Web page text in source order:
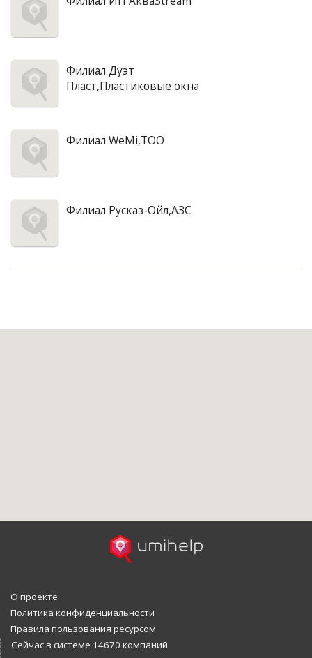
Филиал Дуэт
Пласт,Пластиковые окна
Филиал WeMi,ТОО
Филиал Русказ-Ойл,АЗС
О проекте
Политика конфиденциальности
Правила пользования ресурсом
Сейчас в системе 14670 компаний